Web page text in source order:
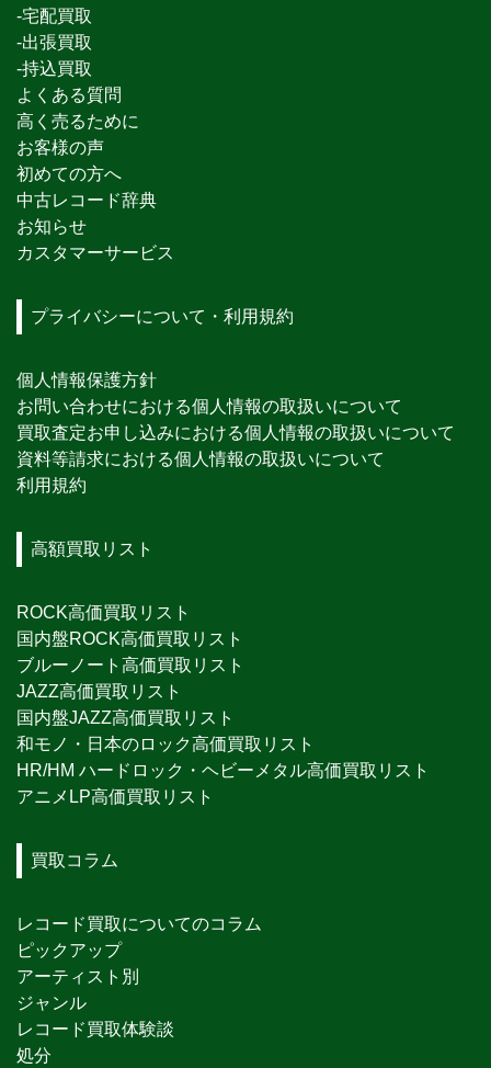
-宅配買取
-出張買取
-持込買取
よくある質問
高く売るために
お客様の声
初めての方へ
中古レコード辞典
お知らせ
カスタマーサービス
プライバシーについて・利用規約
個人情報保護方針
お問い合わせにおける個人情報の取扱いについて
買取査定お申し込みにおける個人情報の取扱いについて
資料等請求における個人情報の取扱いについて
利用規約
高額買取リスト
ROCK高価買取リスト
国内盤ROCK高価買取リスト
ブルーノート高価買取リスト
JAZZ高価買取リスト
国内盤JAZZ高価買取リスト
和モノ・日本のロック高価買取リスト
HR/HM ハードロック・ヘビーメタル高価買取リスト
アニメLP高価買取リスト
買取コラム
レコード買取についてのコラム
ピックアップ
アーティスト別
ジャンル
レコード買取体験談
処分